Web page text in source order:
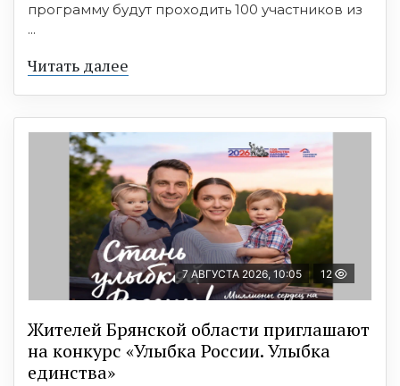
программу будут проходить 100 участников из
...
Читать далее
7 АВГУСТА 2026, 10:05 12
Жителей Брянской области приглашают
на конкурс «Улыбка России. Улыбка
единства»